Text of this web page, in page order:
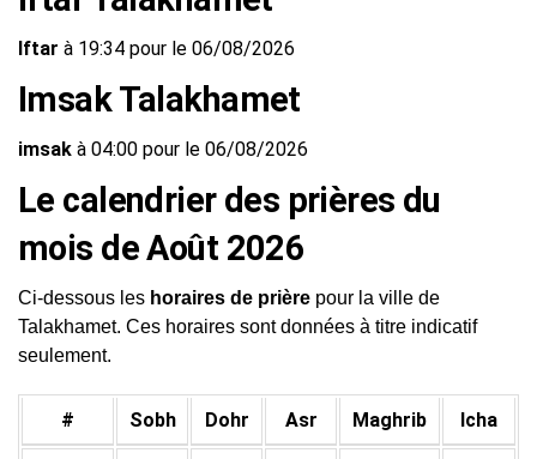
Iftar à 19:34 pour le 06/08/2026
Imsak Talakhamet
imsak à 04:00 pour le 06/08/2026
Le calendrier des prières du
mois de Août 2026
Ci-dessous les horaires de prière pour la ville de
Talakhamet. Ces horaires sont données à titre indicatif
seulement.
# Sobh Dohr Asr Maghrib Icha